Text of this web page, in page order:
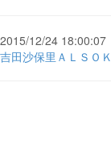
2015/12/24 18:00:07
吉田沙保里ＡＬＳＯ